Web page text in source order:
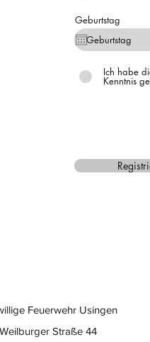
Geburtstag
Ich habe
Kenntnis
Feuerwehr Usingen
Weilburger Straße 44